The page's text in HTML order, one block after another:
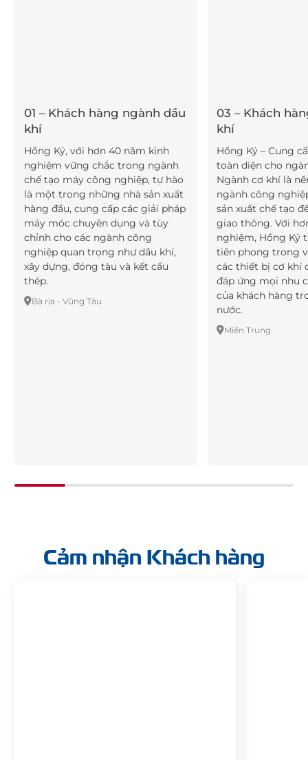
01 – Khách hàng ngành dầu
khí
Hồng Ký, với hơn 40 năm kinh
nghiệm vững chắc trong ngành
chế tạo máy công nghiệp, tự hào
là một trong những nhà sản xuất
hàng đầu, cung cấp các giải pháp
máy móc chuyên dụng và tùy
chỉnh cho các ngành công
nghiệp quan trọng như dầu khí,
xây dựng, đóng tàu và kết cấu
thép.
Bà rịa - Vũng Tàu
03 – Khách
khí
Hồng Ký – Cung
toàn diện cho
Ngành cơ khí là
ngành công
sản xuất chế tạo
giao thông. Với
nghiệm, Hồng Ký
tiên phong trong
các thiết bị cơ khí
đáp ứng mọi nhu
của khách hàng
nước.
Miền Trung
Cảm nhận Khách hàng